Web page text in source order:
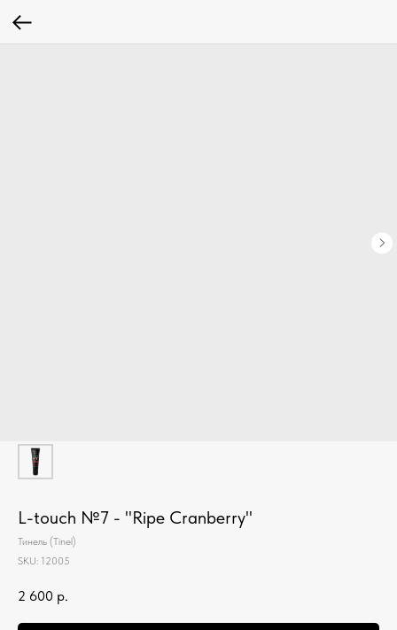
L-touch №7 - "Ripe Cranberry"
Тинель (Tinel)
SKU: 12005
2 600 р.